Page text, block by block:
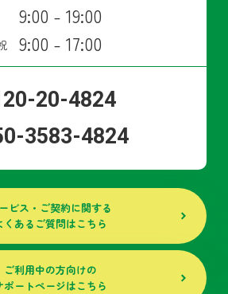
9:00 - 19:00
9:00 - 17:00
20-4824
3583-4824
ビス・ご契約に関する
くあるご質問はこちら
ご利用中の方向けの
ポートページはこちら